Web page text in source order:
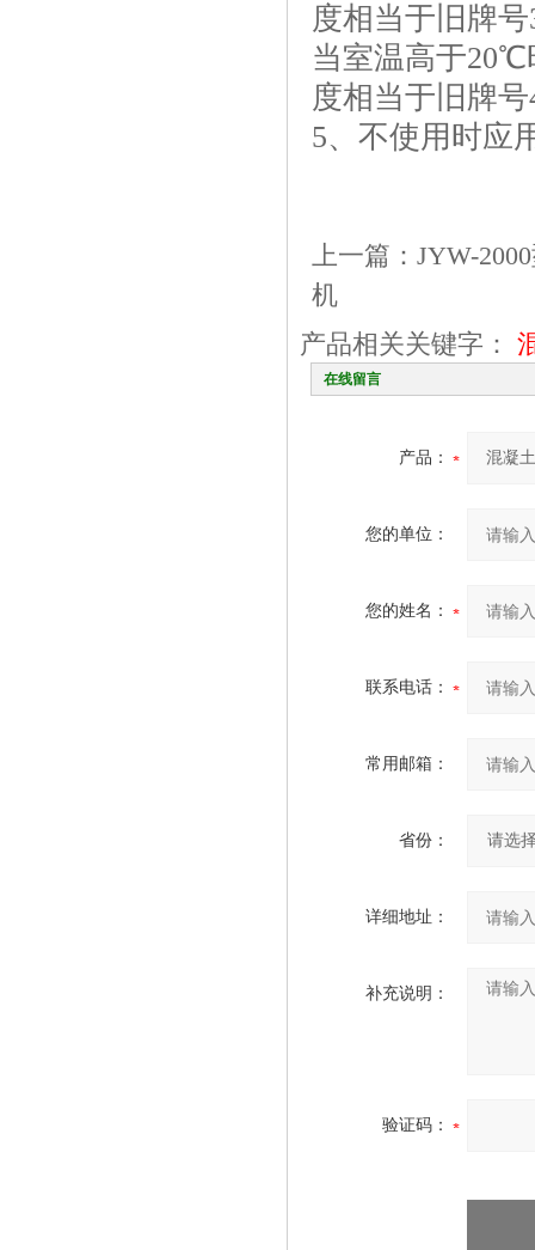
度相当于旧牌
当室温高于20℃
度相当于旧牌
5、不使用时应
上一篇： JYW-
机
产品相关关键字：
在线留言
产品：
您的单位：
您的姓名：
联系电话：
常用邮箱：
省份：
详细地址：
补充说明：
验证码：